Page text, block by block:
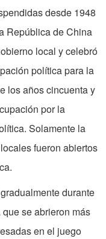
desde 1948
República de China
local y celebró
política para la
los años cincuenta y
por la
Solamente la
fueron abiertos
durante
se abrieron más
en el juego